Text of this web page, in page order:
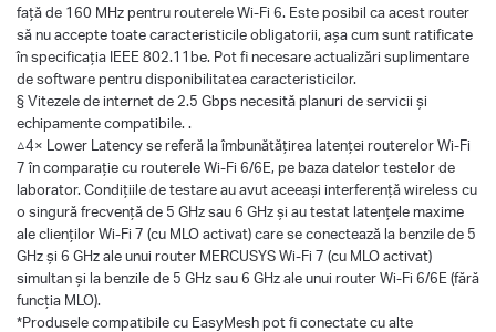
față de 160 MHz pentru routerele Wi-Fi 6. Este posibil ca acest router
să nu accepte toate caracteristicile obligatorii, așa cum sunt ratificate
în specificația IEEE 802.11be. Pot fi necesare actualizări suplimentare
de software pentru disponibilitatea caracteristicilor.
§ Vitezele de internet de 2.5 Gbps necesită planuri de servicii și
echipamente compatibile. .
△4× Lower Latency se referă la îmbunătățirea latenței routerelor Wi-Fi
7 în comparație cu routerele Wi-Fi 6/6E, pe baza datelor testelor de
laborator. Condițiile de testare au avut aceeași interferență wireless cu
o singură frecvență de 5 GHz sau 6 GHz și au testat latențele maxime
ale clienților Wi-Fi 7 (cu MLO activat) care se conectează la benzile de 5
GHz și 6 GHz ale unui router MERCUSYS Wi-Fi 7 (cu MLO activat)
simultan și la benzile de 5 GHz sau 6 GHz ale unui router Wi-Fi 6/6E (fără
funcția MLO).
*Produsele compatibile cu EasyMesh pot fi conectate cu alte